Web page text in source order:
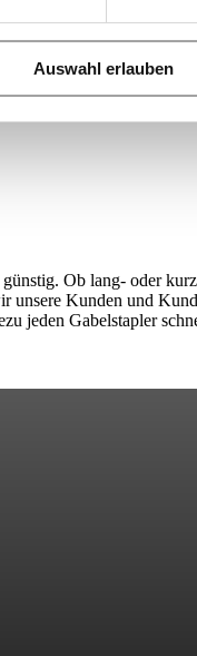
Auswahl erlauben
und eine
Ob lang- oder
Kunden und
jeden Gabelstapler